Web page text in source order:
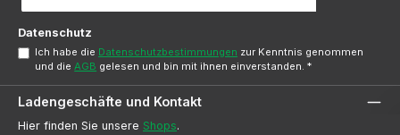
Datenschutz
Ich habe die Datenschutzbestimmungen zur Kenntnis genommen
und dieAGB gelesen und bin mit ihnen einverstanden.*
Ladengeschäfte und Kontakt
Hier finden Sie unsere Shops.